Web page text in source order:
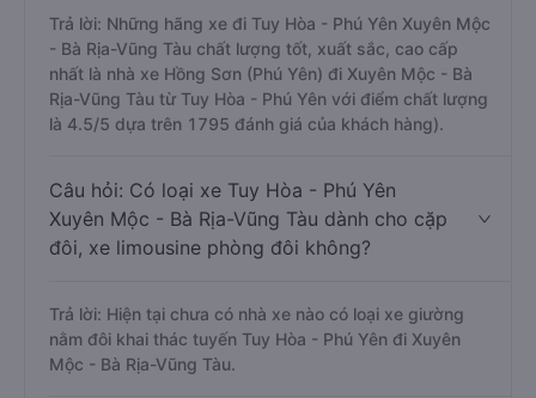
Trả lời: Những hãng xe đi Tuy Hòa - Phú Yên Xuyên Mộc
- Bà Rịa-Vũng Tàu chất lượng tốt, xuất sắc, cao cấp
nhất là nhà xe Hồng Sơn (Phú Yên) đi Xuyên Mộc - Bà
Rịa-Vũng Tàu từ Tuy Hòa - Phú Yên với điểm chất lượng
là 4.5/5 dựa trên 1795 đánh giá của khách hàng).
Câu hỏi: Có loại xe Tuy Hòa - Phú Yên
Xuyên Mộc - Bà Rịa-Vũng Tàu dành cho cặp
đôi, xe limousine phòng đôi không?
Trả lời: Hiện tại chưa có nhà xe nào có loại xe giường
nằm đôi khai thác tuyến Tuy Hòa - Phú Yên đi Xuyên
Mộc - Bà Rịa-Vũng Tàu.